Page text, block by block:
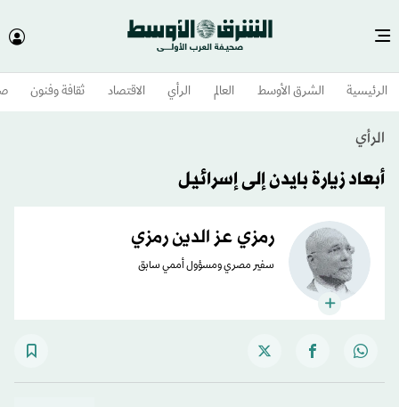
الرئيسية الشرق الأوسط​ العالم الرأي الاقتصاد ثقافة وفنون
الرأي
أبعاد زيارة بايدن إلى إسرائيل
رمزي عز الدين رمزي
سفير مصري ومسؤول أممي سابق